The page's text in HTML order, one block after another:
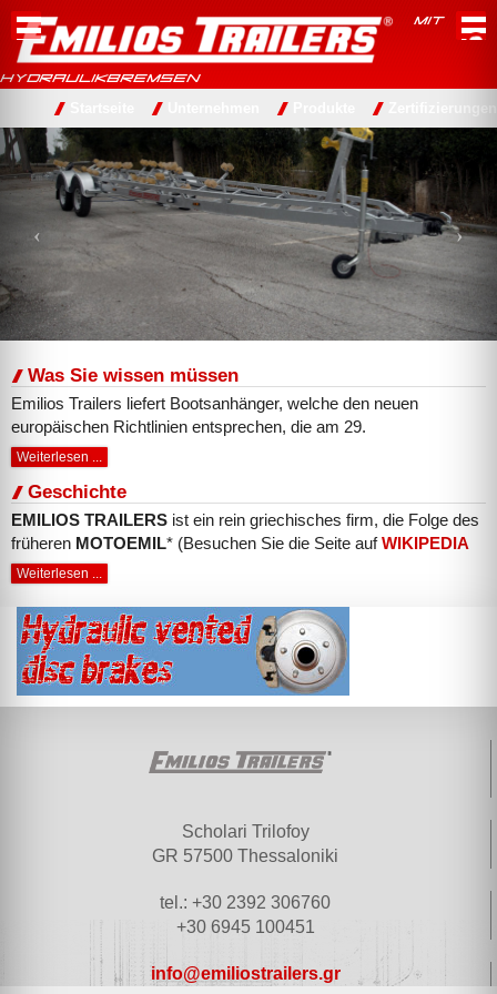
MIT
HYDRAULIKBREMSEN
Vertriebshändler Kontakt
Previous
Was Sie wissen müssen
Emilios Trailers liefert Bootsanhänger, welche den neuen
europäischen Richtlinien entsprechen, die am 29.
Weiterlesen ...
Geschichte
EMILIOS TRAILERS ist ein rein griechisches firm, die Folge des
früheren MOTOEMIL* (Besuchen Sie die Seite aufWIKIPEDIA
Weiterlesen ...
Scholari Trilofoy
GR 57500 Thessaloniki
tel.: +30 2392 306760
+30 6945 100451
info@emiliostrailers.gr